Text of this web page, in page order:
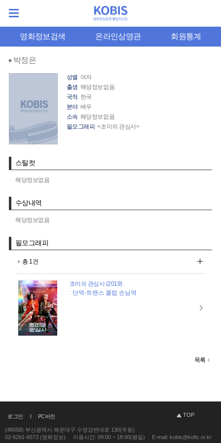
영화정보검색 온라인상영관 회원통계
박정은
성별 여자
출생 해당정보없음
국적 한국
분야 배우
소속 해당정보없음
필모그래피 <초미의 관심사>
스틸컷
해당정보없음
수상내역
해당정보없음
필모그래피
총 1건
초미의 관심사 (2019)
: 단역-트랜스 클럽 손님역
목록
로그인 PC버전 TOP
(48058) 부산광역시 해운대구 수영강변대로 130(우동)
02-6261-6573 (영화정보)
이용시간: 09:00 ~ 18:00(평일) E-mail: kobis@kofic.or.kr